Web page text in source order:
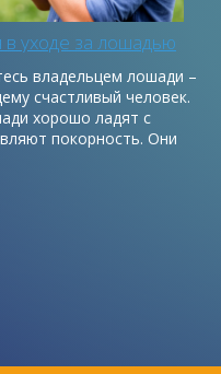
в уходе за лошадью
владельцем лошади –
счастливый человек.
хорошо ладят с
покорность. Они